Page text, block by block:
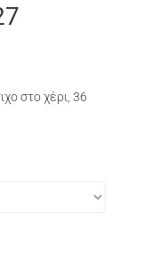
στο χέρι, 36